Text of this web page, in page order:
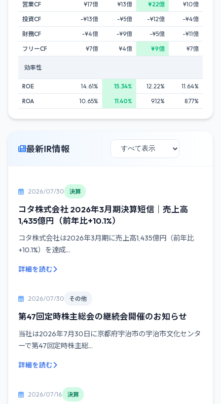
営業CF ¥17億 ¥13億 ¥22億
¥10億
投資CF
-¥13億 -¥5億 -¥12億
-¥4億
財務CF
-¥4億 -¥9億 -¥5億
-¥11億
フリーCF
¥7億 ¥4億 ¥9億 ¥7億
効率性
ROE 14.61% 15.34% 12.22%
11.64%
ROA
10.65% 11.40% 9.12% 8.77%
最新IR情報
2026/07/30 決算
コタ株式会社 2026年3月期決算短信｜売上高
1,435億円（前年比+10.1%）
コタ株式会社は2026年3月期に売上高1,435億円（前年比
+10.1%）を達成...
詳細を読む
2026/07/30 その他
第47回定時株主総会の継続会開催のお知らせ
当社は2026年7月30日に京都府宇治市の宇治市文化センタ
ーで第47回定時株主総...
詳細を読む
2026/07/16 決算